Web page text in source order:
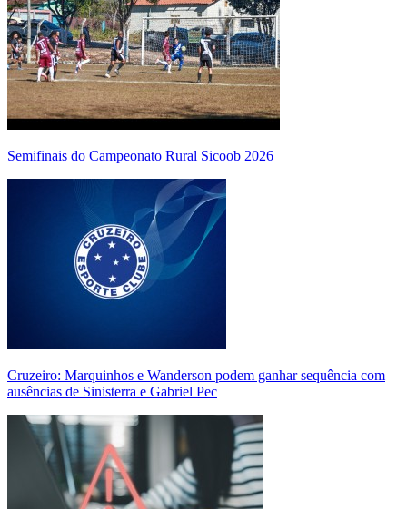
Semifinais do Campeonato Rural Sicoob 2026
Cruzeiro: Marquinhos e Wanderson podem ganhar sequência com
ausências de Sinisterra e Gabriel Pec